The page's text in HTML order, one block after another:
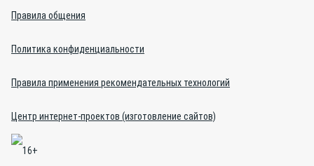
Правила общения
Политика конфиденциальности
Правила применения рекомендательных технологий
Центр интернет-проектов (изготовление сайтов)